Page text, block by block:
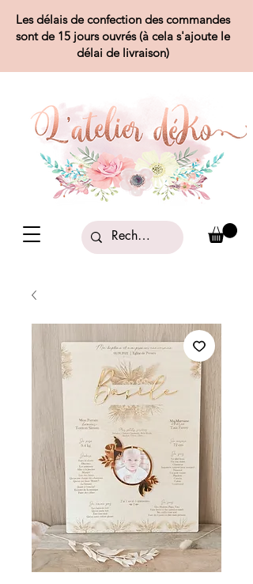
Les délais de confection des commandes
sont de 15 jours ouvrés (à cela s'ajoute le
délai de livraison)